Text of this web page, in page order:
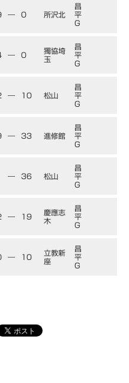
― 0 所沢北
昌
平
G
― 0
獨協埼
玉
昌
平
G
― 10 松山
昌
平
G
― 33 進修館
昌
平
G
― 36 松山
昌
平
G
― 19
慶應志
木
昌
平
G
― 10
立教新
座
昌
平
G